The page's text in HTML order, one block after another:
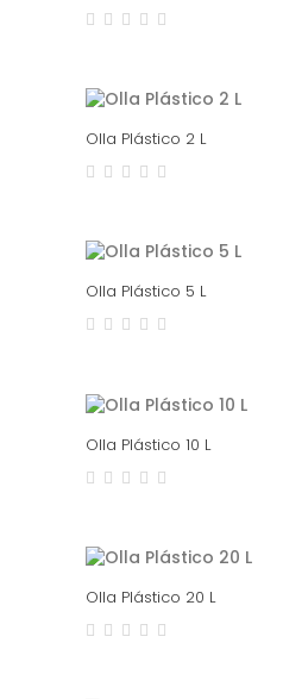
Olla Plástico 2 L
Olla Plástico 5 L
Olla Plástico 10 L
Olla Plástico 20 L